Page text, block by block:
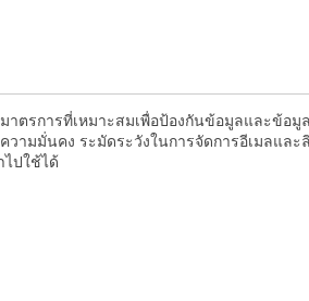
ตรการที่เหมาะสมเพื่อป้องกันข้อมูลและข้อมู
ามมั่นคง ระมัดระวังในการจัดการอีเมลและ
ไปใช้ได้